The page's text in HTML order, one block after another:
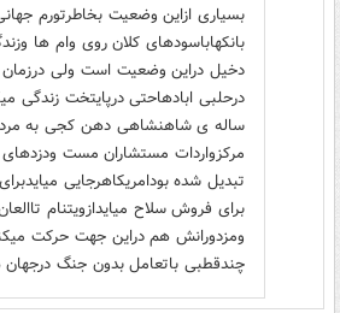
بسیاری ازاین وضعیت بخاطرتورم
بانکهاباسودهای کلان روی وام ها
دخیل دراین وضعیت است ولی
ساله ی شاهنشاهی دهن کجی به مردم
مرکزواردات مستشاران مست ودزدهای
تبدیل شده بودامریکاهرجایی
برای فروش سلاح میایدازویتنام
ومزدورانش هم دراین جهت حرکت
چندقطبی باتعامل بدون جنگ